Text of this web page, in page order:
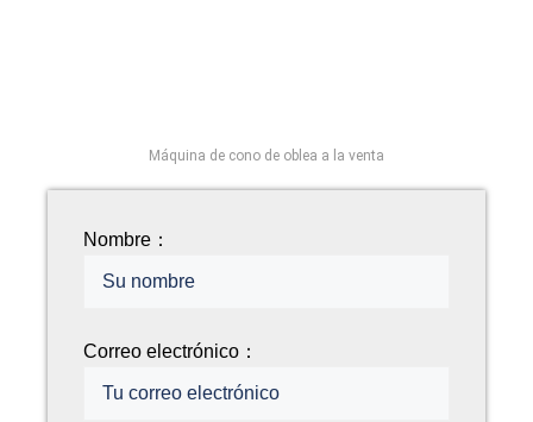
Máquina de cono de oblea a la venta
Nombre：
Correo electrónico：